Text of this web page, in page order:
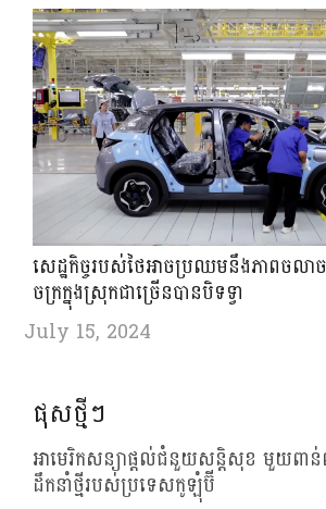
សេដ្ឋកិច្ច​របស់ថៃអាច​ប្រឈម​នឹង​ភាព​ចលា
ចក្រក្នុងស្រុកជាច្រើនបានបិទទ្វា
July 15, 2024
ផុសថ្មីៗ
អាមេរិកសន្យាផ្តល់ជំនួយសន្តិសុខ មួយពា
ដឹកនាំថ្មីរបស់ប្រទេសកូឡុំប៊ី